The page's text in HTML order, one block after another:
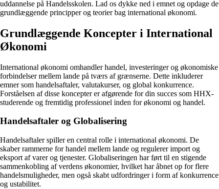
uddannelse på Handelsskolen. Lad os dykke ned i emnet og opdage de
grundlæggende principper og teorier bag international økonomi.
Grundlæggende Koncepter i International
Økonomi
International økonomi omhandler handel, investeringer og økonomiske
forbindelser mellem lande på tværs af grænserne. Dette inkluderer
emner som handelsaftaler, valutakurser, og global konkurrence.
Forståelsen af disse koncepter er afgørende for din succes som HHX-
studerende og fremtidig professionel inden for økonomi og handel.
Handelsaftaler og Globalisering
Handelsaftaler spiller en central rolle i international økonomi. De
skaber rammerne for handel mellem lande og regulerer import og
eksport af varer og tjenester. Globaliseringen har ført til en stigende
sammenkobling af verdens økonomier, hvilket har åbnet op for flere
handelsmuligheder, men også skabt udfordringer i form af konkurrence
og ustabilitet.